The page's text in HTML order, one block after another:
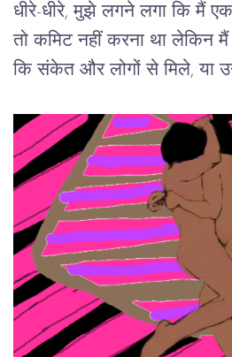
धीरे-धीरे, मुझे लगने लगा कि मैं
तो कमिट नहीं करना था लेकिन मैं
कि संकेत और लोगों से मिले, या